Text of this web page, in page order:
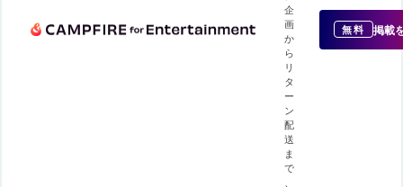
企
画
か
ら
リ
タ
ー
ン
配
送
ま
で
無料 掲載